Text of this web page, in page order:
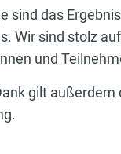
sind das
Wir sind stolz
und
gilt